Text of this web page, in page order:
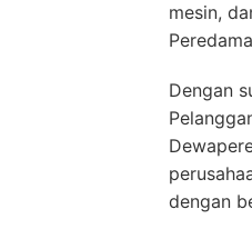
mesin,
Dengan
dengan